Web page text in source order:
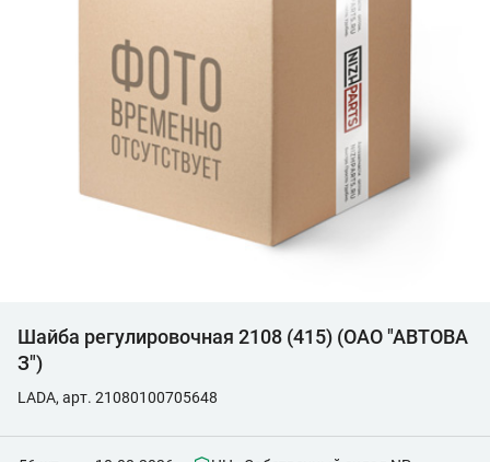
Шайба регулировочная 2108 (415) (ОАО "АВТОВА
З")
LADA, арт. 21080100705648